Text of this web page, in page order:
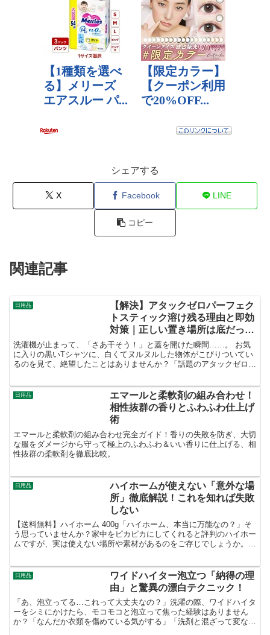
シェアする
X Facebook LINE
コピー
関連記事
日用品
【解決】アタックゼロパーフェク
トスティック溶け残る理由と即効
対策｜正しい置き場所は底だっ
た！
洗濯機が止まって、「さあ干そう！」と蓋を開けた瞬間……。 お気
に入りの黒いTシャツに、白くてヌルヌルした物体がこびりついてい
るのを見て、絶望したことはありませんか？「話題のアタックゼロ
日用品
エマールと柔軟剤の組み合わせ！
相性抜群の香りとふわふわ仕上げ
術
エマールと柔軟剤の組み合わせ完全ガイド！香りの失敗を防ぎ、大切
な服をダメージから守って極上のふわふわ＆いい香りに仕上げる、相
性抜群の柔軟剤を徹底比較。
日用品
ハイホームが使えない「意外な場
所」徹底解説！これを知れば失敗
しない
【送料無料】ハイホーム 400g「ハイホーム、本当に万能なの？」そ
う思っていませんか？家中をピカピカにしてくれると評判のハイホー
ムですが、実は使えない場所や素材があるのをご存じでしょうか。知
日用品
ワイドハイター泡立つ「納得の理
由」と驚異の漂白テクニック！
「あ、泡立ってる…これって大丈夫なの？」洗濯の際、ワイドハイタ
ーをシミにかけたら、モコモコと泡立って焦った経験はありません
か？「なんだか衣類を傷めている気がする」「洗剤と混ざって変な反